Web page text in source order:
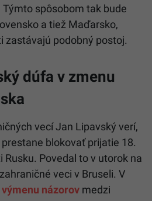
spôsobom tak bude
a tiež Maďarsko,
zastávajú podobný postoj.
dúfa v zmenu
vecí Jan Lipavský verí,
blokovať prijatie 18.
Povedal to v utorok na
veci v Bruseli. V
výmenu názorov medzi